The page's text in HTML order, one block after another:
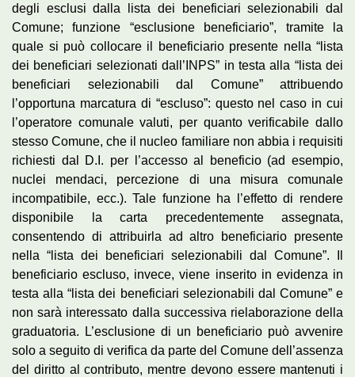
degli esclusi dalla lista dei beneficiari selezionabili dal
Comune; funzione “esclusione beneficiario”, tramite la
quale si può collocare il beneficiario presente nella “lista
dei beneficiari selezionati dall’INPS” in testa alla “lista dei
beneficiari selezionabili dal Comune” attribuendo
l’opportuna marcatura di “escluso”: questo nel caso in cui
l’operatore comunale valuti, per quanto verificabile dallo
stesso Comune, che il nucleo familiare non abbia i requisiti
richiesti dal D.I. per l’accesso al beneficio (ad esempio,
nuclei mendaci, percezione di una misura comunale
incompatibile, ecc.). Tale funzione ha l’effetto di rendere
disponibile la carta precedentemente assegnata,
consentendo di attribuirla ad altro beneficiario presente
nella “lista dei beneficiari selezionabili dal Comune”. Il
beneficiario escluso, invece, viene inserito in evidenza in
testa alla “lista dei beneficiari selezionabili dal Comune” e
non sarà interessato dalla successiva rielaborazione della
graduatoria. L’esclusione di un beneficiario può avvenire
solo a seguito di verifica da parte del Comune dell’assenza
del diritto al contributo, mentre devono essere mantenuti i